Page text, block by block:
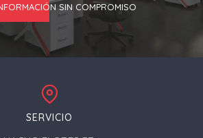
SIN COMPROMISO
SERVICIO